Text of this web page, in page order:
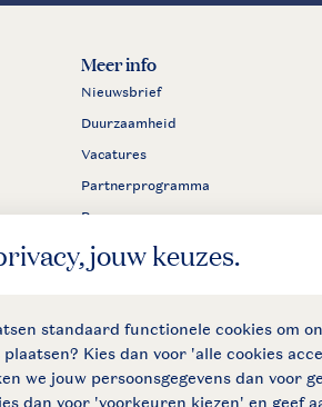
Meer info
Nieuwsbrief
Duurzaamheid
Vacatures
Partnerprogramma
Pers
Algemene voorwaarden Privacy